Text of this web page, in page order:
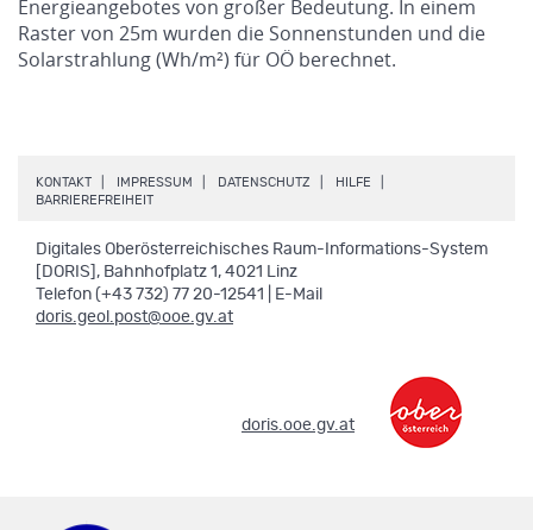
Energieangebotes von großer Bedeutung. In einem
Raster von 25m wurden die Sonnenstunden und die
Solarstrahlung (Wh/m²) für OÖ berechnet.
KONTAKT IMPRESSUM DATENSCHUTZ HILFE
BARRIEREFREIHEIT.
Digitales Oberösterreichisches Raum-Informations-System
[DORIS], Bahnhofplatz 1, 4021 Linz
Telefon (+43 732) 77 20-12541 | E-Mail
doris.geol.post@ooe.gv.at
doris.ooe.gv.at.